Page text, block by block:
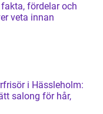
veta innan
i Hässleholm:
salong för hår,